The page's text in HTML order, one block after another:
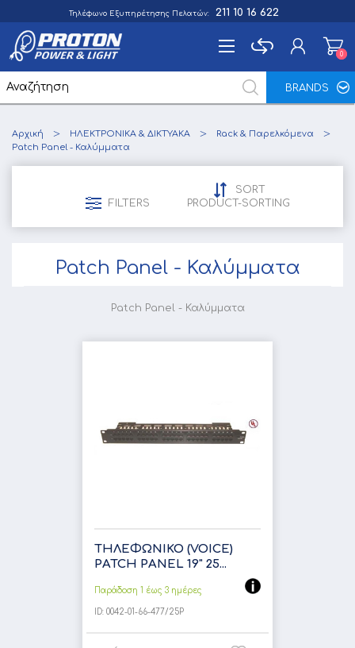
Τηλέφωνο Εξυπηρέτησης Πελατών: 211 10 16 622
BRANDS
Σύνδεση
00
Αρχική ΗΛΕΚΤΡΟΝΙΚΑ & ΔΙΚΤΥΑΚΑ
Rack & Παρελκόμενα
Patch Panel - Καλύμματα
FILTERS
SORT
PRODUCT-SORTING
Patch Panel - Καλύμματα
Patch Panel - Καλύμματα
ΤΗΛΕΦΩΝΙΚΟ (VOICE)
PATCH PANEL 19" 25...
Παράδοση 1 έως 3 ημέρες
ID: 0042-01-66-477/25Ρ